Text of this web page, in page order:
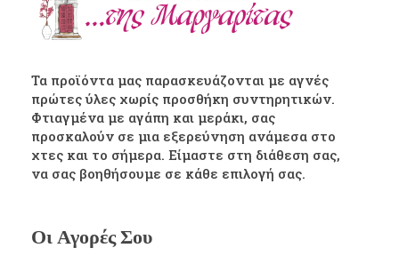
Τα προϊόντα μας παρασκευάζονται με αγνές
πρώτες ύλες χωρίς προσθήκη συντηρητικών.
Φτιαγμένα με αγάπη και μεράκι, σας
προσκαλούν σε μια εξερεύνηση ανάμεσα στο
χτες και το σήμερα. Είμαστε στη διάθεση σας,
να σας βοηθήσουμε σε κάθε επιλογή σας.
Οι Αγορές Σου